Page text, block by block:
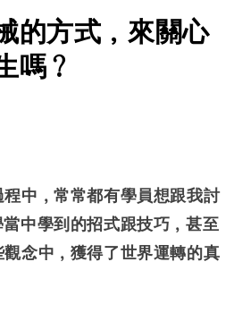
的方式，來關心
嗎？
中，常常都有學員想跟我討
中學到的招式跟技巧，甚至
念中，獲得了世界運轉的真